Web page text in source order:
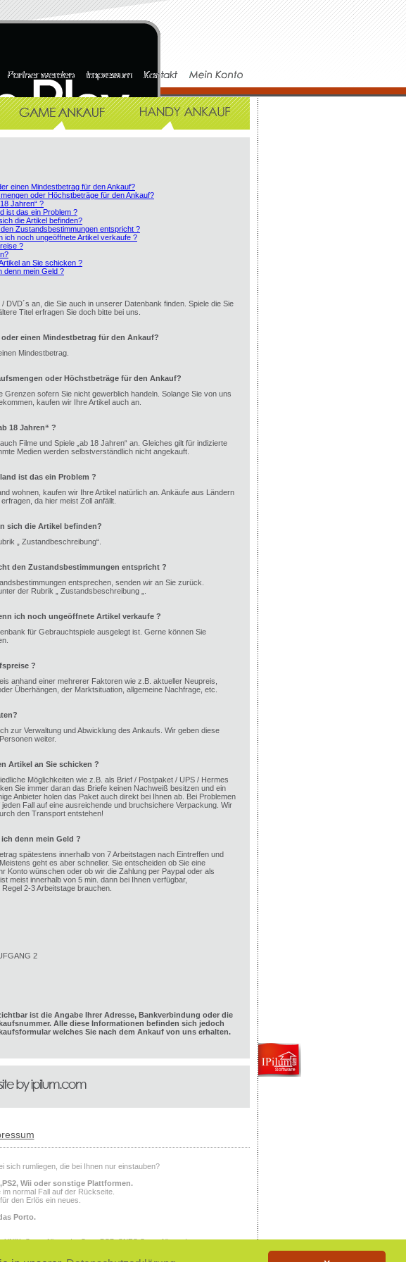
einen Mindestbetrag für den Ankauf?
oder Höchstbeträge für den Ankauf?
Jahren“ ?
ist das ein Problem ?
die Artikel befinden?
Zustandsbestimmungen entspricht ?
ich noch ungeöffnete Artikel verkaufe ?
?
an Sie schicken ?
denn mein Geld ?
DVD´s an, die Sie auch in unserer Datenbank finden. Spiele die Sie
Titel erfragen Sie doch bitte bei uns.
einen Mindestbetrag für den Ankauf?
Mindestbetrag.
oder Höchstbeträge für den Ankauf?
Grenzen sofern Sie nicht gewerblich handeln. Solange Sie von uns
kaufen wir Ihre Artikel auch an.
18 Jahren“ ?
Filme und Spiele „ab 18 Jahren“ an. Gleiches gilt für indizierte
Medien werden selbstverständlich nicht angekauft.
ist das ein Problem ?
wohnen, kaufen wir Ihre Artikel natürlich an. Ankäufe aus Ländern
da hier meist Zoll anfällt.
sich die Artikel befinden?
„ Zustandbeschreibung“.
den Zustandsbestimmungen entspricht ?
entsprechen, senden wir an Sie zurück.
der Rubrik „ Zustandsbeschreibung „.
ich noch ungeöffnete Artikel verkaufe ?
für Gebrauchtspiele ausgelegt ist. Gerne können Sie
?
anhand einer mehrerer Faktoren wie z.B. aktueller Neupreis,
Überhängen, der Marktsituation, allgemeine Nachfrage, etc.
zur Verwaltung und Abwicklung des Ankaufs. Wir geben diese
weiter.
Artikel an Sie schicken ?
Möglichkeiten wie z.B. als Brief / Postpaket / UPS / Hermes
Sie immer daran das Briefe keinen Nachweiß besitzen und ein
Anbieter holen das Paket auch direkt bei Ihnen ab. Bei Problemen
Fall auf eine ausreichende und bruchsichere Verpackung. Wir
den Transport entstehen!
denn mein Geld ?
spätestens innerhalb von 7 Arbeitstagen nach Eintreffen und
geht es aber schneller. Sie entscheiden ob Sie eine
Konto wünschen oder ob wir die Zahlung per Paypal oder als
meist innerhalb von 5 min. dann bei Ihnen verfügbar,
2-3 Arbeitstage brauchen.
2
ist die Angabe Ihrer Adresse, Bankverbindung oder die
Alle diese Informationen befinden sich jedoch
welches Sie nach dem Ankauf von uns erhalten.
sich rumliegen, die bei Ihnen nur einstauben?
Wii oder sonstige Plattformen.
normal Fall auf der Rückseite.
den Erlös ein neues.
Porto.
Super Nintendo, Sony PSP, SNES Super Nintendo,